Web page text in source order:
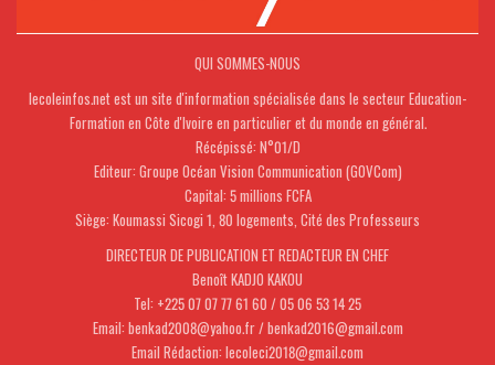
QUI SOMMES-NOUS
lecoleinfos.net est un site d'information spécialisée dans le secteur Education-
Formation en Côte d'Ivoire en particulier et du monde en général.
Récépissé: N°01/D
Editeur: Groupe Océan Vision Communication (GOVCom)
Capital: 5 millions FCFA
Siège: Koumassi Sicogi 1, 80 logements, Cité des Professeurs
DIRECTEUR DE PUBLICATION ET REDACTEUR EN CHEF
Benoît KADJO KAKOU
Tel: +225 07 07 77 61 60 / 05 06 53 14 25
Email: benkad2008@yahoo.fr / benkad2016@gmail.com
Email Rédaction: lecoleci2018@gmail.com